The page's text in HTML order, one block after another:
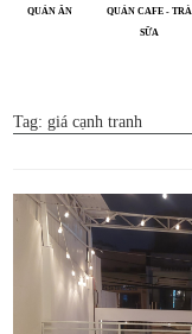
QUÁN CAFE - TRÀ
SHOP - SHOWROOM
Tag:giá cạnh tranh